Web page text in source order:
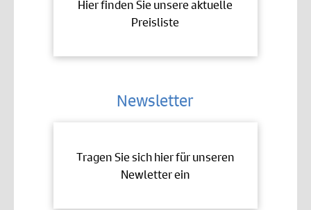
Hier finden Sie unsere aktuelle
Preisliste
Newsletter
Tragen Sie sich hier für unseren
Newletter ein